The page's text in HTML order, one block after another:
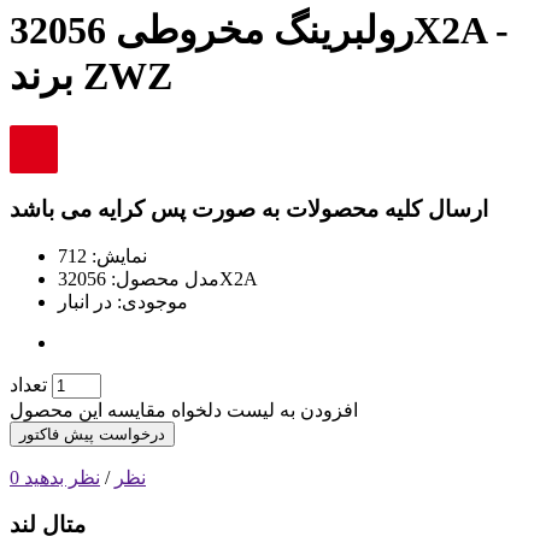
رولبرینگ مخروطی 32056X2A -
برند ZWZ
ارسال کلیه محصولات به صورت پس کرایه می باشد
نمایش: 712
مدل محصول:32056X2A
موجودی: در انبار
تعداد
افزودن به لیست دلخواه مقایسه این محصول
درخواست پیش فاکتور
0 نظر / نظر بدهید
متال لند